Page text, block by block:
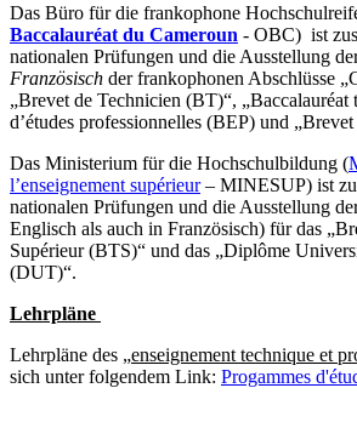
Das Büro für die frankophone
Baccalauréat du Cameroun - OBC) ist
nationalen Prüfungen und die Ausstellung
Französisch der frankophonen Abschlüsse
„Brevet de Technicien (BT)“, „Baccalauréat
d’études professionnelles (BEP) und
Das Ministerium für die Hochschulbildung (
l’enseignement supérieur– MINESUP) ist
nationalen Prüfungen und die Ausstellung
Englisch als auch in Französisch) für das
Supérieur (BTS)“ und das „Diplôme
(DUT)“.
Lehrpläne
Lehrpläne des „enseignement technique et
sich unter folgendem Link: Progammes